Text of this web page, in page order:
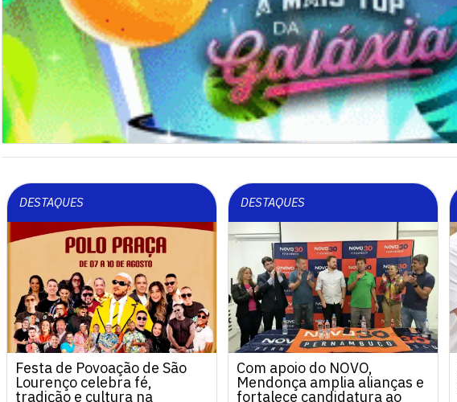
DESTAQUES
Festa de Povoação de São
Lourenço celebra fé,
tradição e cultura na
DESTAQUES
Com apoio do NOVO,
Mendonça amplia alianças e
fortalece candidatura ao